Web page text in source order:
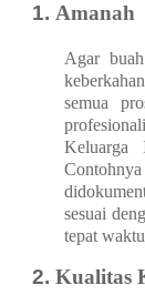
Amanah
Agar
semua
Keluarga
sesuai
tepat
Kualitas